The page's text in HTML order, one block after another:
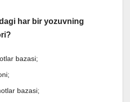
har bir yozuvning
bazasi;
bazasi;